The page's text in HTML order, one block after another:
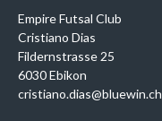
Empire Futsal Club
Cristiano Dias
Fildernstrasse 25
6030 Ebikon
cristiano.dias@bluewin.ch